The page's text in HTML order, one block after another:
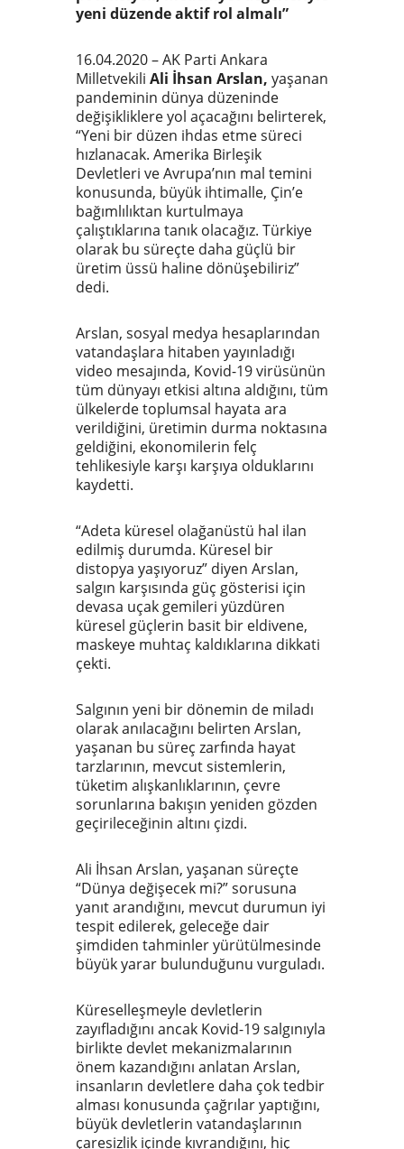
yeni düzende aktif rol almalı”
16.04.2020 – AK Parti Ankara
Milletvekili Ali İhsan Arslan, yaşanan
pandeminin dünya düzeninde
değişikliklere yol açacağını belirterek,
“Yeni bir düzen ihdas etme süreci
hızlanacak. Amerika Birleşik
Devletleri ve Avrupa’nın mal temini
konusunda, büyük ihtimalle, Çin’e
bağımlılıktan kurtulmaya
çalıştıklarına tanık olacağız. Türkiye
olarak bu süreçte daha güçlü bir
üretim üssü haline dönüşebiliriz”
dedi.
Arslan, sosyal medya hesaplarından
vatandaşlara hitaben yayınladığı
video mesajında, Kovid-19 virüsünün
tüm dünyayı etkisi altına aldığını, tüm
ülkelerde toplumsal hayata ara
verildiğini, üretimin durma noktasına
geldiğini, ekonomilerin felç
tehlikesiyle karşı karşıya olduklarını
kaydetti.
“Adeta küresel olağanüstü hal ilan
edilmiş durumda. Küresel bir
distopya yaşıyoruz” diyen Arslan,
salgın karşısında güç gösterisi için
devasa uçak gemileri yüzdüren
küresel güçlerin basit bir eldivene,
maskeye muhtaç kaldıklarına dikkati
çekti.
Salgının yeni bir dönemin de miladı
olarak anılacağını belirten Arslan,
yaşanan bu süreç zarfında hayat
tarzlarının, mevcut sistemlerin,
tüketim alışkanlıklarının, çevre
sorunlarına bakışın yeniden gözden
geçirileceğinin altını çizdi.
Ali İhsan Arslan, yaşanan süreçte
“Dünya değişecek mi?” sorusuna
yanıt arandığını, mevcut durumun iyi
tespit edilerek, geleceğe dair
şimdiden tahminler yürütülmesinde
büyük yarar bulunduğunu vurguladı.
Küreselleşmeyle devletlerin
zayıfladığını ancak Kovid-19 salgınıyla
birlikte devlet mekanizmalarının
önem kazandığını anlatan Arslan,
insanların devletlere daha çok tedbir
alması konusunda çağrılar yaptığını,
büyük devletlerin vatandaşlarının
çaresizlik içinde kıvrandığını, hiç